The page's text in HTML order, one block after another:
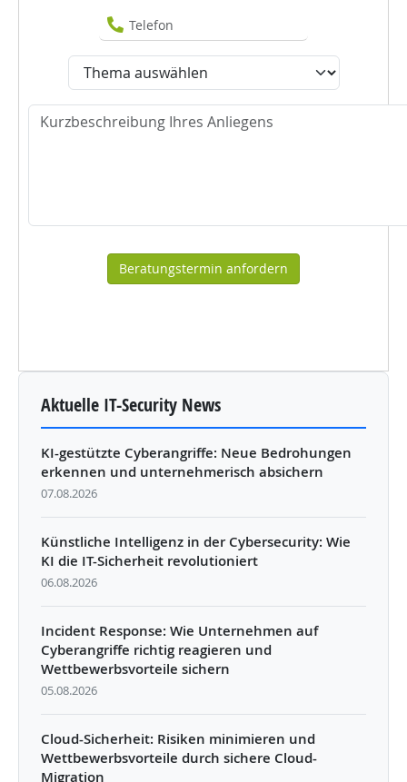
Aktuelle IT-Security News
KI-gestützte Cyberangriffe: Neue Bedrohungen
erkennen und unternehmerisch absichern
07.08.2026
Künstliche Intelligenz in der Cybersecurity: Wie
KI die IT-Sicherheit revolutioniert
06.08.2026
Incident Response: Wie Unternehmen auf
Cyberangriffe richtig reagieren und
Wettbewerbsvorteile sichern
05.08.2026
Cloud-Sicherheit: Risiken minimieren und
Wettbewerbsvorteile durch sichere Cloud-
Migration
Telefon
Thema
Nachricht